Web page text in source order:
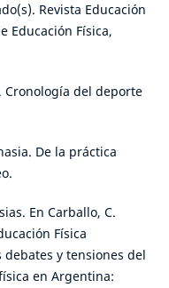
Revista Educación
Educación Física,
Cronología del deporte
De la práctica
En Carballo, C.
Física
y tensiones del
en Argentina: